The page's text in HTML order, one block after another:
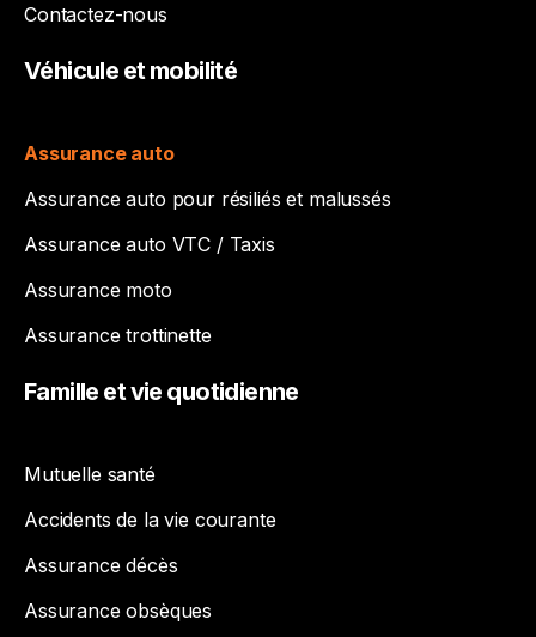
Contactez-nous
Véhicule et mobilité
Assurance auto
Assurance auto pour résiliés et malussés
Assurance auto VTC / Taxis
Assurance moto
Assurance trottinette
Famille etvie quotidienne
Mutuelle santé
Accidents de la vie courante
Assurance décès
Assurance obsèques